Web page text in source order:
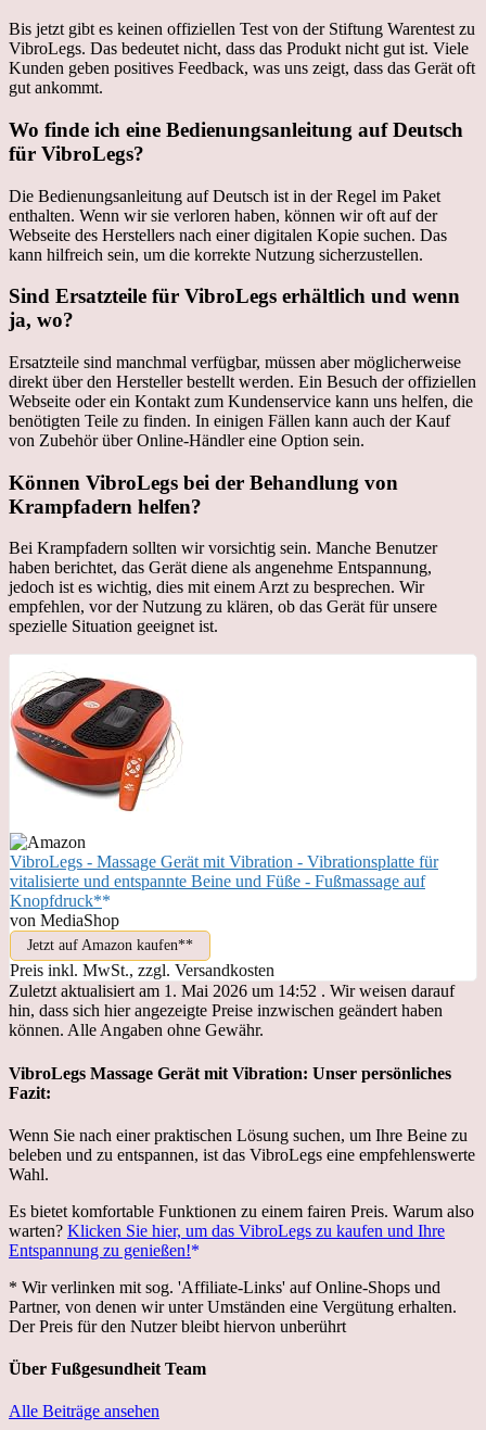
Bis jetzt gibt es keinen offiziellen Test von der Stiftung Warentest zu
VibroLegs. Das bedeutet nicht, dass das Produkt nicht gut ist. Viele
Kunden geben positives Feedback, was uns zeigt, dass das Gerät oft
gut ankommt.
Wo finde ich eine Bedienungsanleitung auf Deutsch
für VibroLegs?
Die Bedienungsanleitung auf Deutsch ist in der Regel im Paket
enthalten. Wenn wir sie verloren haben, können wir oft auf der
Webseite des Herstellers nach einer digitalen Kopie suchen. Das
kann hilfreich sein, um die korrekte Nutzung sicherzustellen.
Sind Ersatzteile für VibroLegs erhältlich und wenn
ja, wo?
Ersatzteile sind manchmal verfügbar, müssen aber möglicherweise
direkt über den Hersteller bestellt werden. Ein Besuch der offiziellen
Webseite oder ein Kontakt zum Kundenservice kann uns helfen, die
benötigten Teile zu finden. In einigen Fällen kann auch der Kauf
von Zubehör über Online-Händler eine Option sein.
Können VibroLegs bei der Behandlung von
Krampfadern helfen?
Bei Krampfadern sollten wir vorsichtig sein. Manche Benutzer
haben berichtet, das Gerät diene als angenehme Entspannung,
jedoch ist es wichtig, dies mit einem Arzt zu besprechen. Wir
empfehlen, vor der Nutzung zu klären, ob das Gerät für unsere
spezielle Situation geeignet ist.
VibroLegs - Massage Gerät mit Vibration - Vibrationsplatte für
vitalisierte und entspannte Beine und Füße - Fußmassage auf
Knopfdruck*
von MediaShop
Jetzt auf Amazon kaufen*
Preis inkl. MwSt., zzgl. Versandkosten
Zuletzt aktualisiert am 1. Mai 2026 um 14:52 . Wir weisen darauf
hin, dass sich hier angezeigte Preise inzwischen geändert haben
können. Alle Angaben ohne Gewähr.
VibroLegs Massage Gerät mit Vibration: Unser persönliches
Fazit:
Wenn Sie nach einer praktischen Lösung suchen, um Ihre Beine zu
beleben und zu entspannen, ist das VibroLegs eine empfehlenswerte
Wahl.
Es bietet komfortable Funktionen zu einem fairen Preis. Warum also
warten? Klicken Sie hier, um das VibroLegs zu kaufen und Ihre
Entspannung zu genießen!
* Wir verlinken mit sog. 'Affiliate-Links' auf Online-Shops und
Partner, von denen wir unter Umständen eine Vergütung erhalten.
Der Preis für den Nutzer bleibt hiervon unberührt
Über Fußgesundheit Team
Alle Beiträge ansehen